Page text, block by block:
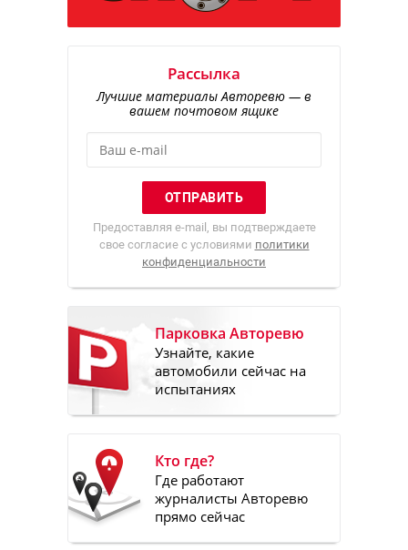
Рассылка
Лучшие материалы Авторевю — в
вашем почтовом ящике
Предоставляя e-mail, вы подтверждаете
свое согласие с условиями политики
конфиденциальности
Парковка Авторевю
Узнайте, какие
автомобили сейчас на
испытаниях
Кто где?
Где работают
журналисты Авторевю
прямо сейчас